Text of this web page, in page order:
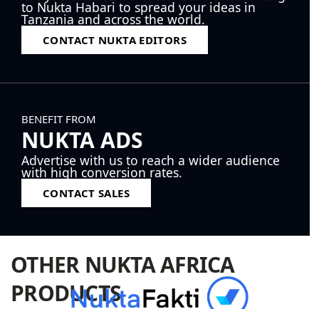
to Nukta Habari to spread your ideas in
Tanzania and across the world.
CONTACT NUKTA EDITORS
BENEFIT FROM
NUKTA ADS
Advertise with us to reach a wider audience
with high conversion rates.
CONTACT SALES
OTHER NUKTA AFRICA
PRODUCTS